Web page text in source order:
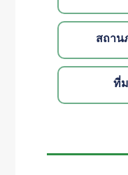
สถาน
ที่